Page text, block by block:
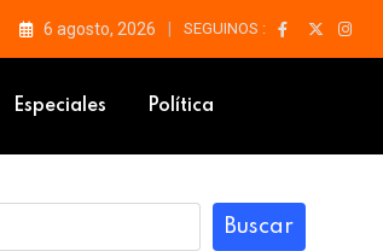
6 agosto, 2026 SEGUINOS :
Especiales Política
Buscar